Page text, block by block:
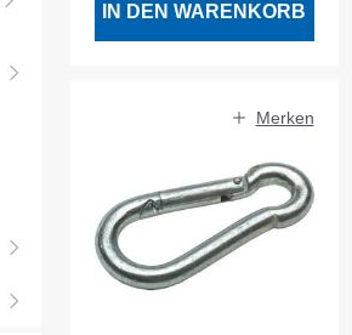
IN DEN WARENKORB
Merken